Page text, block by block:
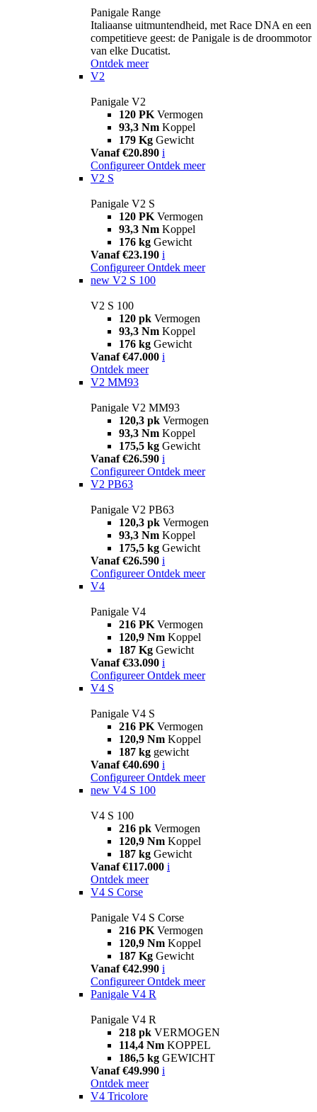
Panigale Range
Italiaanse uitmuntendheid, met Race DNA en een
competitieve geest: de Panigale is de droommotor
van elke Ducatist.
Ontdek meer
V2
Panigale V2
120 PK Vermogen
93,3 Nm Koppel
179 Kg Gewicht
Vanaf €20.890 i
Configureer Ontdek meer
V2 S
Panigale V2 S
120 PK Vermogen
93,3 Nm Koppel
176 kg Gewicht
Vanaf €23.190 i
Configureer Ontdek meer
new V2 S 100
V2 S 100
120 pk Vermogen
93,3 Nm Koppel
176 kg Gewicht
Vanaf €47.000 i
Ontdek meer
V2 MM93
Panigale V2 MM93
120,3 pk Vermogen
93,3 Nm Koppel
175,5 kg Gewicht
Vanaf €26.590 i
Configureer Ontdek meer
V2 PB63
Panigale V2 PB63
120,3 pk Vermogen
93,3 Nm Koppel
175,5 kg Gewicht
Vanaf €26.590 i
Configureer Ontdek meer
V4
Panigale V4
216 PK Vermogen
120,9 Nm Koppel
187 Kg Gewicht
Vanaf €33.090 i
Configureer Ontdek meer
V4 S
Panigale V4 S
216 PK Vermogen
120,9 Nm Koppel
187 kg gewicht
Vanaf €40.690 i
Configureer Ontdek meer
new V4 S 100
V4 S 100
216 pk Vermogen
120,9 Nm Koppel
187 kg Gewicht
Vanaf €117.000 i
Ontdek meer
V4 S Corse
Panigale V4 S Corse
216 PK Vermogen
120,9 Nm Koppel
187 Kg Gewicht
Vanaf €42.990 i
Configureer Ontdek meer
Panigale V4 R
Panigale V4 R
218 pk VERMOGEN
114,4 Nm KOPPEL
186,5 kg GEWICHT
Vanaf €49.990 i
Ontdek meer
V4 Tricolore